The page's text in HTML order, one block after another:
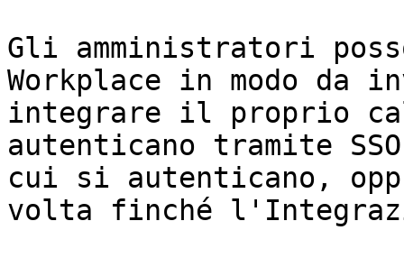
Gli amministratori
Workplace in modo
integrare il proprio
autenticano tramite
cui si autenticano,
volta finché